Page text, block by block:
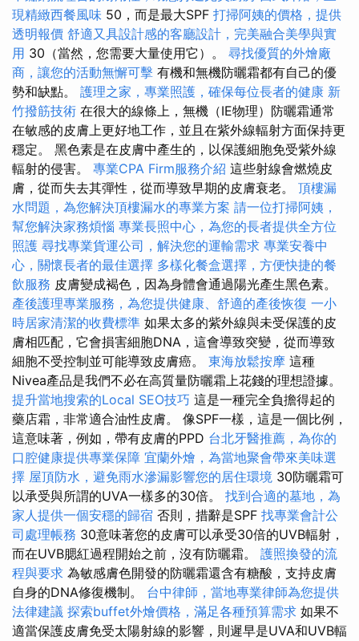
現精緻西餐風味 50，而是最大SPF 打掃阿姨的價格，提供
透明報價 舒適又具設計感的客廳設計，完美融合美學與實
用 30（當然，您需要大量使用它）。 尋找優質的外燴廠
商，讓您的活動無懈可擊 有機和無機防曬霜都有自己的優
勢和缺點。 護理之家，專業照護，確保每位長者的健康 新
竹撥筋技術 在很大的線條上，無機（IE物理）防曬霜通常
在敏感的皮膚上更好地工作，並且在紫外線輻射方面保持更
穩定。 黑色素是在皮膚中產生的，以保護細胞免受紫外線
輻射的侵害。 專業CPA Firm服務介紹 這些射線會燃燒皮
膚，從而失去其彈性，從而導致早期的皮膚衰老。 頂樓漏
水問題，為您解決頂樓漏水的專業方案 請一位打掃阿姨，
幫您解決家務煩惱 專業長照中心，為您的長者提供全方位
照護 尋找專業貨運公司，解決您的運輸需求 專業安養中
心，關懷長者的最佳選擇 多樣化餐盒選擇，方便快捷的餐
飲服務 皮膚變成褐色，因為身體會通過陽光產生黑色素。
產後護理專業服務，為您提供健康、舒適的產後恢復 一小
時居家清潔的收費標準 如果太多的紫外線與未受保護的皮
膚相匹配，它會損害細胞DNA，這會導致突變，從而導致
細胞不受控制並可能導致皮膚癌。 東海放鬆按摩 這種
Nivea產品是我們不必在高質量防曬霜上花錢的理想證據。
提升當地搜索的Local SEO技巧 這是一種完全負擔得起的
藥店霜，非常適合油性皮膚。 像SPF一樣，這是一個比例，
這意味著，例如，帶有皮膚的PPD 台北牙醫推薦，為你的
口腔健康提供專業保障 宜蘭外燴，為當地聚會帶來美味選
擇 屋頂防水，避免雨水滲漏影響您的居住環境 30防曬霜可
以承受與所謂的UVA一樣多的30倍​​。 找到合適的墓地，為
家人提供一個安穩的歸宿 否則，措辭是SPF 找專業會計公
司處理帳務 30意味著您的皮膚可以承受30倍的UVB輻射，
而在UVB腮紅過程開始之前，沒有防曬霜。 護照換發的流
程與要求 為敏感膚色開發的防曬霜還含有糖酸，支持皮膚
自身的DNA修復機制。 台中律師，當地專業律師為您提供
法律建議 探索buffet外燴價格，滿足各種預算需求 如果不
適當保護皮膚免受太陽射線的影響，則遲早是UVA和UVB輻